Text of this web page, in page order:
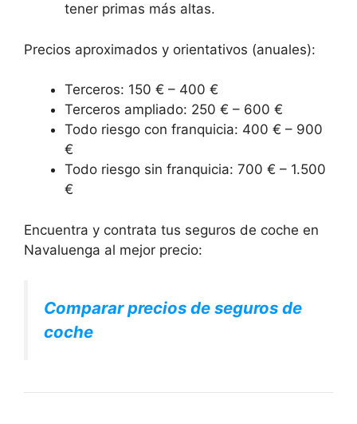
tener primas más altas.
Precios aproximados y orientativos (anuales):
Terceros: 150 € – 400 €
Terceros ampliado: 250 € – 600 €
Todo riesgo con franquicia: 400 € – 900
€
Todo riesgo sin franquicia: 700 € – 1.500
€
Encuentra y contrata tus seguros de coche en
Navaluenga al mejor precio:
Comparar precios de seguros de
coche